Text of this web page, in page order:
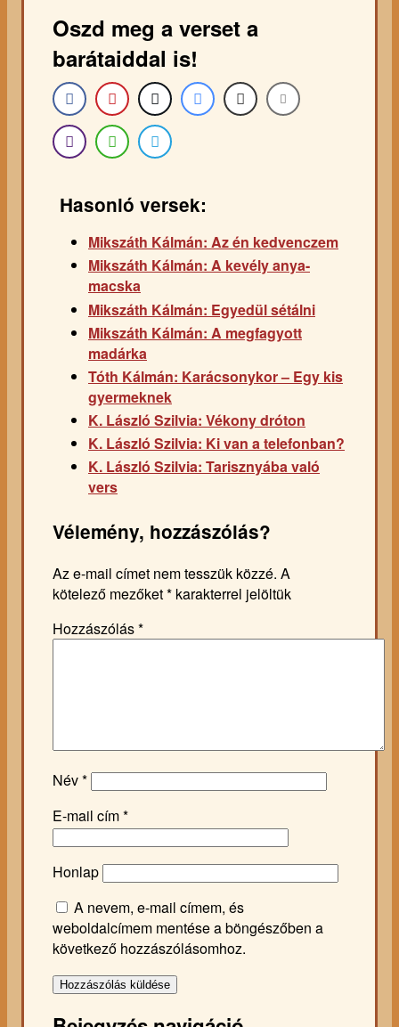
Oszd meg a verset a
barátaiddal is!
Hasonló versek:
Mikszáth Kálmán: Az én kedvenczem
Mikszáth Kálmán: A kevély anya-
macska
Mikszáth Kálmán: Egyedül sétálni
Mikszáth Kálmán: A megfagyott
madárka
Tóth Kálmán: Karácsonykor – Egy kis
gyermeknek
K. László Szilvia: Vékony dróton
K. László Szilvia: Ki van a telefonban?
K. László Szilvia: Tarisznyába való
vers
Vélemény, hozzászólás?
Az e-mail címet nem tesszük közzé. A
kötelező mezőket* karakterrel jelöltük
Hozzászólás*
Név*
E-mail cím*
Honlap
A nevem, e-mail címem, és
weboldalcímem mentése a böngészőben a
következő hozzászólásomhoz.